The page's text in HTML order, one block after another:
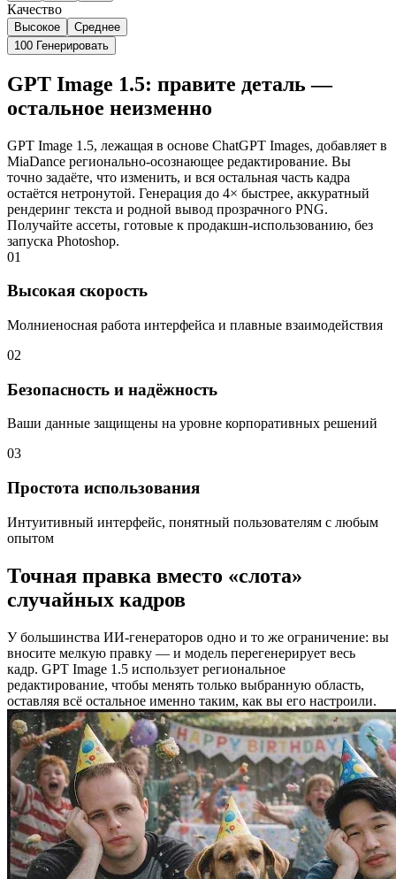
Качество
Высокое
Среднее
100 Генерировать
GPT Image 1.5: правите деталь —
остальное неизменно
GPT Image 1.5, лежащая в основе ChatGPT Images, добавляет в
MiaDance регионально‑осознающее редактирование. Вы
точно задаёте, что изменить, и вся остальная часть кадра
остаётся нетронутой. Генерация до 4× быстрее, аккуратный
рендеринг текста и родной вывод прозрачного PNG.
Получайте ассеты, готовые к продакшн‑использованию, без
запуска Photoshop.
01
Высокая скорость
Молниеносная работа интерфейса и плавные взаимодействия
02
Безопасность и надёжность
Ваши данные защищены на уровне корпоративных решений
03
Простота использования
Интуитивный интерфейс, понятный пользователям с любым
опытом
Точная правка вместо «слота»
случайных кадров
У большинства ИИ‑генераторов одно и то же ограничение: вы
вносите мелкую правку — и модель перегенерирует весь
кадр. GPT Image 1.5 использует региональное
редактирование, чтобы менять только выбранную область,
оставляя всё остальное именно таким, как вы его настроили.